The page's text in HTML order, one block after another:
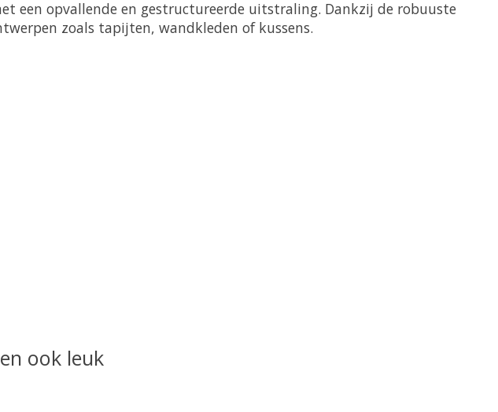
een opvallende en gestructureerde uitstraling. Dankzij de robuuste
zoals tapijten, wandkleden of kussens.
ook leuk